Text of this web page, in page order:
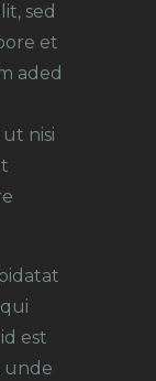
sed
et
aded
nisi
est
unde